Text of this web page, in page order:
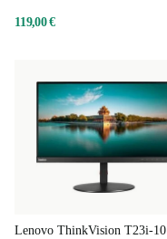
119,00 €
Lenovo ThinkVision T23i-10 |